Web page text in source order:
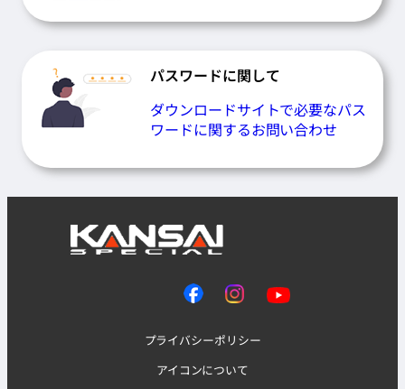
パスワードに関して
ダウンロードサイトで必要なパス
ワードに関するお問い合わせ
プライバシーポリシー
アイコンについて